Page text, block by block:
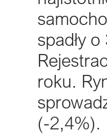
spadły
roku.
(-2,4%).